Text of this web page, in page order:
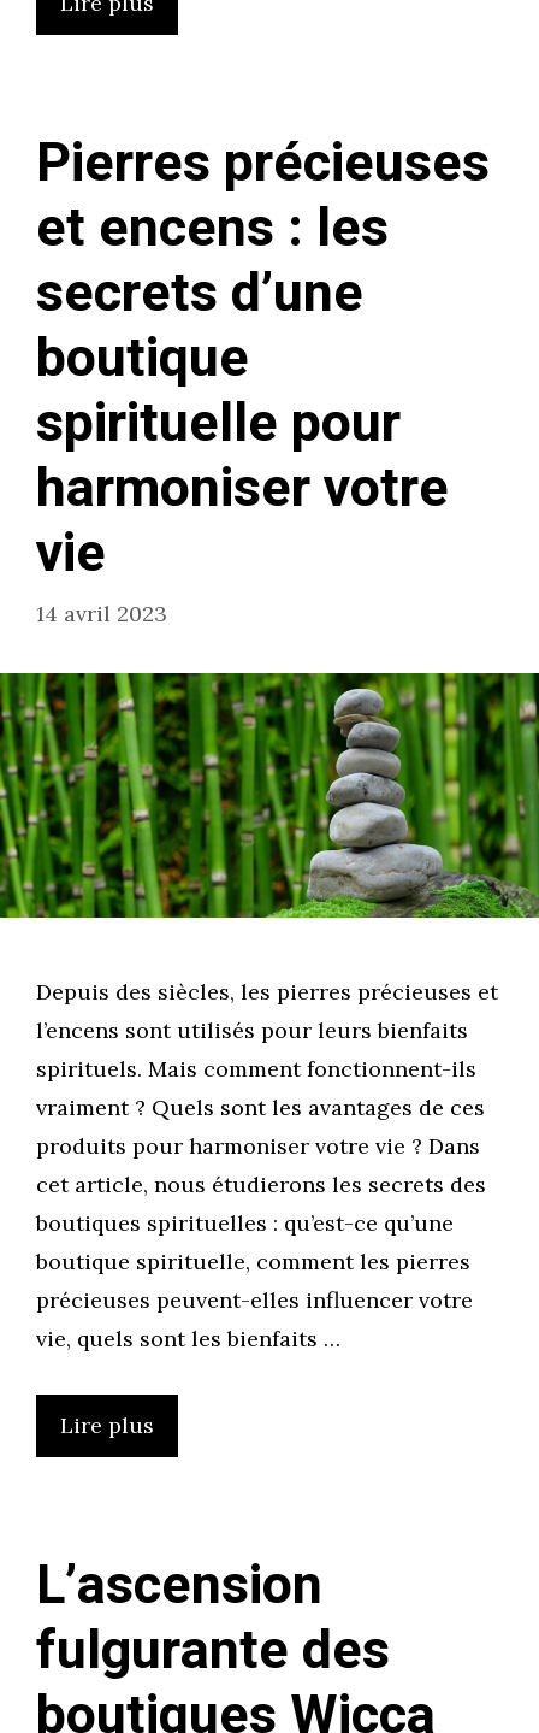
Pierres précieuses
et encens : les
secrets d’une
boutique
spirituelle pour
harmoniser votre
vie
14 avril 2023
Depuis des siècles, les pierres précieuses et
l’encens sont utilisés pour leurs bienfaits
spirituels. Mais comment fonctionnent-ils
vraiment ? Quels sont les avantages de ces
produits pour harmoniser votre vie ? Dans
cet article, nous étudierons les secrets des
boutiques spirituelles : qu’est-ce qu’une
boutique spirituelle, comment les pierres
précieuses peuvent-elles influencer votre
vie, quels sont les bienfaits …
Lire plus
L’ascension
fulgurante des
boutiques Wicca